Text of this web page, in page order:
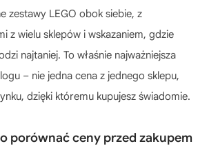
zestawy LEGO obok siebie, z
z wielu sklepów i wskazaniem, gdzie
najtaniej. To właśnie najważniejsza
– nie jedna cena z jednego sklepu,
dzięki któremu kupujesz świadomie.
porównać ceny przed zakupem